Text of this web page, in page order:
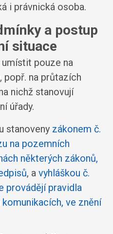
i právnická osoba.
a postup
situace
pouze na
popř. na průtazích
nichž stanovují
úřady.
stanoveny zákonem č.
na pozemních
některých zákonů,
, a vyhláškou č.
provádějí pravidla
ve znění